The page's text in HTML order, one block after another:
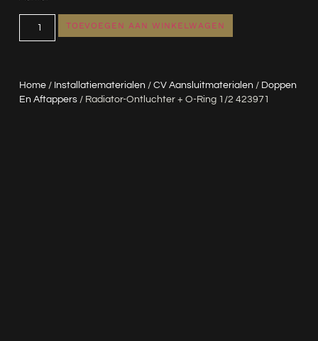
Home/ Installatiematerialen / CV Aansluitmaterialen / Doppen
En Aftappers/ Radiator-Ontluchter + O-Ring 1/2 423971
TOEVOEGEN AAN WINKELWAGEN